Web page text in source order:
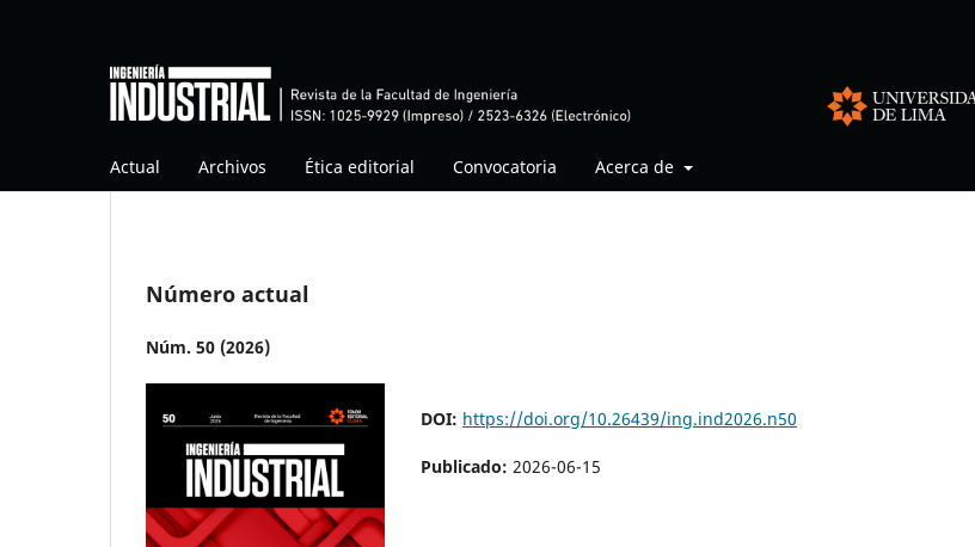
Actual Archivos Ética editorial Convocatoria Acerca de
Número actual
Núm. 50 (2026)
DOI: https://doi.org/10.26439/ing.ind2026.n50
Publicado: 2026-06-15